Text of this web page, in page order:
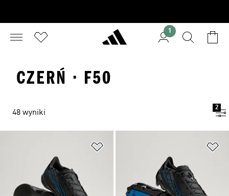
1
CZERŃ · F50
48 wyniki
2